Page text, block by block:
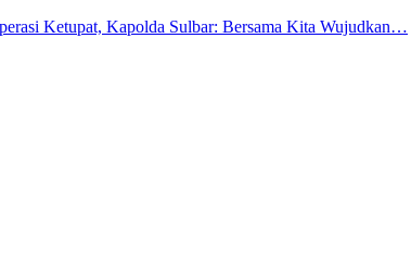
Ketupat, Kapolda Sulbar: Bersama Kita Wujudkan…